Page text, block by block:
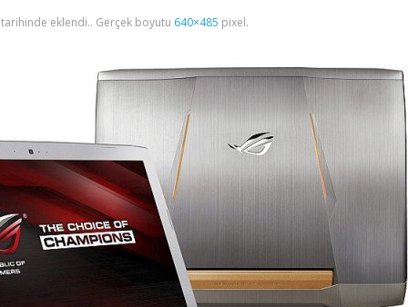
tarihinde eklendi.. Gerçek boyutu 640×485 pixel.